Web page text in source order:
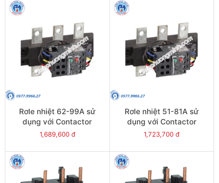
Rơle nhiệt 62-99A sử
dụng với Contactor
LC1E120-E160 - Model
1,689,600 đ
Rơle nhiệt 51-81A sử
dụng với Contactor
LC1E120-E160 - Model
1,723,700 đ